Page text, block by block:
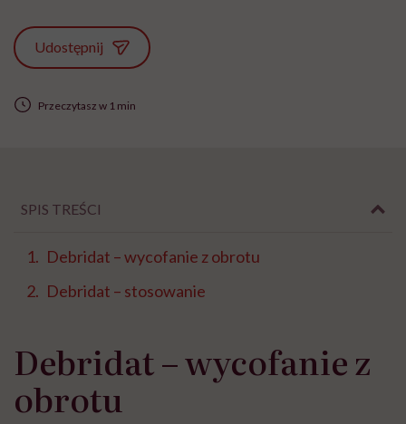
Udostępnij
Przeczytasz w 1 min
SPIS TREŚCI
Debridat – wycofanie z obrotu
Debridat – stosowanie
Debridat – wycofanie z
obrotu